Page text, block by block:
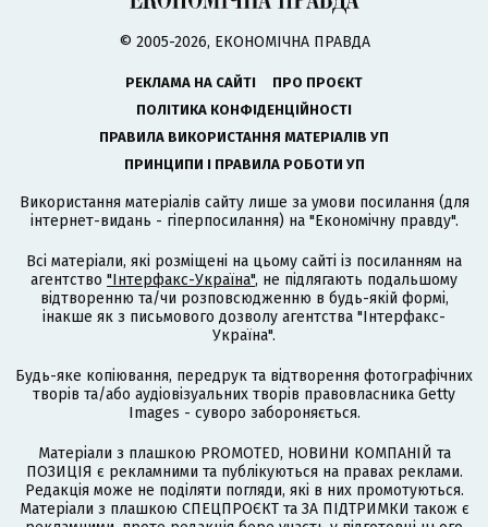
© 2005-2026, ЕКОНОМІЧНА ПРАВДА
РЕКЛАМА НА САЙТІ
ПРО ПРОЄКТ
ПОЛІТИКА КОНФІДЕНЦІЙНОСТІ
ПРАВИЛА ВИКОРИСТАННЯ МАТЕРІАЛІВ УП
ПРИНЦИПИ І ПРАВИЛА РОБОТИ УП
Використання матеріалів сайту лише за умови посилання (для
інтернет-видань - гіперпосилання) на "Економічну правду".
Всі матеріали, які розміщені на цьому сайті із посиланням на
агентство "Інтерфакс-Україна", не підлягають подальшому
відтворенню та/чи розповсюдженню в будь-якій формі,
інакше як з письмового дозволу агентства "Інтерфакс-
Україна".
Будь-яке копіювання, передрук та відтворення фотографічних
творів та/або аудіовізуальних творів правовласника Getty
Images - суворо забороняється.
Матеріали з плашкою PROMOTED, НОВИНИ КОМПАНІЙ та
ПОЗИЦІЯ є рекламними та публікуються на правах реклами.
Редакція може не поділяти погляди, які в них промотуються.
Матеріали з плашкою СПЕЦПРОЄКТ та ЗА ПІДТРИМКИ також є